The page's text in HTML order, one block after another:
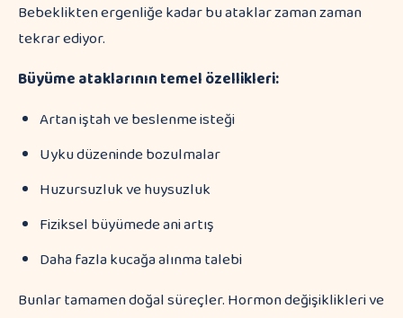
Bebeklikten ergenliğe kadar bu ataklar zaman zaman
tekrar ediyor.
Büyüme ataklarının temel özellikleri:
Artan iştah ve beslenme isteği
Uyku düzeninde bozulmalar
Huzursuzluk ve huysuzluk
Fiziksel büyümede ani artış
Daha fazla kucağa alınma talebi
Bunlar tamamen doğal süreçler. Hormon değişiklikleri ve